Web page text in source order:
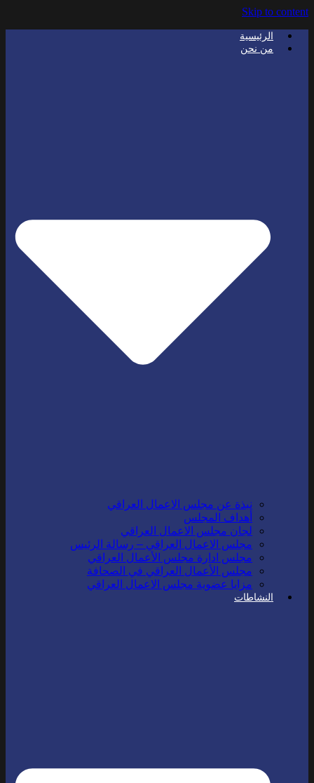
Skip to content
الرئيسية
من نحن
نبذة عن مجلس الاعمال العراقي
أهداف المجلس
لجان مجلس الاعمال العراقي
مجلس الاعمال العراقي – رسالة الرئيس
مجلس ادارة مجلس الأعمال العراقي
مجلس الأعمال العراقي في الصحافة
مزايا عضوية مجلس الاعمال العراقي
النشاطات